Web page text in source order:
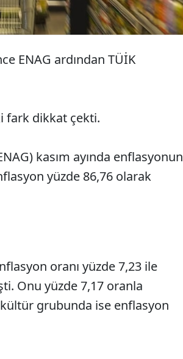
ENAG ardından TÜİK
fark dikkat çekti.
kasım ayında enflasyonun
yüzde 86,76 olarak
oranı yüzde 7,23 ile
Onu yüzde 7,17 oranla
grubunda ise enflasyon